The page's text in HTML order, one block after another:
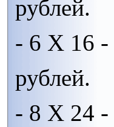
рублей.
- 6 Х 16 -
рублей.
- 8 Х 24 -